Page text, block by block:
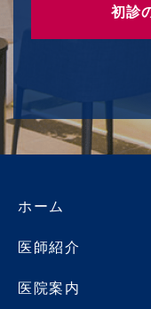
初診
ホーム
医師紹介
医院案内